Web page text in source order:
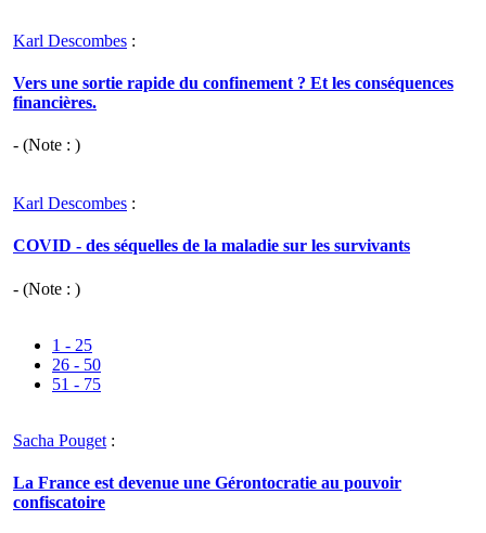
Karl Descombes :
Vers une sortie rapide du confinement ? Et les conséquences
financières.
- (Note : )
Karl Descombes :
COVID - des séquelles de la maladie sur les survivants
- (Note : )
1 - 25
26 - 50
51 - 75
Sacha Pouget :
La France est devenue une Gérontocratie au pouvoir
confiscatoire